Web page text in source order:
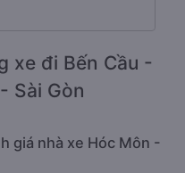
xe đi Bến Cầu -
Sài Gòn
giá nhà xe Hóc Môn -